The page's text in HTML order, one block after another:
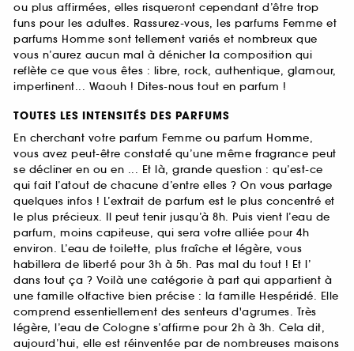
ou plus affirmées, elles risqueront cependant d’être trop
funs pour les adultes. Rassurez-vous, les parfums Femme et
parfums Homme sont tellement variés et nombreux que
vous n’aurez aucun mal à dénicher la composition qui
reflète ce que vous êtes : libre, rock, authentique, glamour,
impertinent... Waouh ! Dites-nous tout en parfum !
TOUTES LES INTENSITÉS DES PARFUMS
En cherchant votre parfum Femme ou parfum Homme,
vous avez peut-être constaté qu’une même fragrance peut
se décliner en ou en ... Et là, grande question : qu’est-ce
qui fait l’atout de chacune d’entre elles ? On vous partage
quelques infos ! L’extrait de parfum est le plus concentré et
le plus précieux. Il peut tenir jusqu’à 8h. Puis vient l’eau de
parfum, moins capiteuse, qui sera votre alliée pour 4h
environ. L’eau de toilette, plus fraîche et légère, vous
habillera de liberté pour 3h à 5h. Pas mal du tout ! Et l’
dans tout ça ? Voilà une catégorie à part qui appartient à
une famille olfactive bien précise : la famille Hespéridé. Elle
comprend essentiellement des senteurs d'agrumes. Très
légère, l’eau de Cologne s’affirme pour 2h à 3h. Cela dit,
aujourd’hui, elle est réinventée par de nombreuses maisons